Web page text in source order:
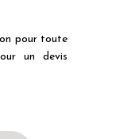
pour toute
un devis